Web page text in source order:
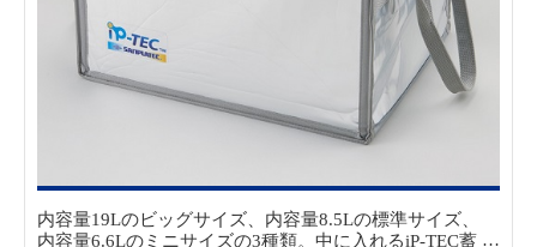
内容量19Lのビッグサイズ、内容量8.5Lの標準サイズ、
内容量6.6Lのミニサイズの3種類。 中に入れるiP-TEC蓄